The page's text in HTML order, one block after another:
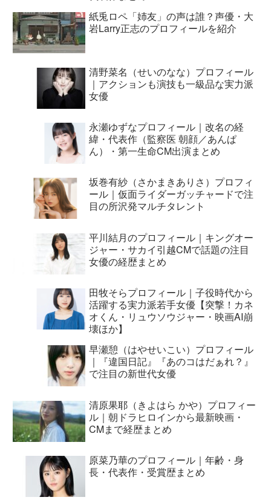
紙兎ロペ「姉友」の声は誰？声優・大
岩Larry正志のプロフィールを紹介
清野菜名（せいのなな）プロフィール
｜アクションも演技も一級品な実力派
女優
永瀬ゆずなプロフィール｜改名の経
緯・代表作（監察医 朝顔／あんぱ
ん）・第一生命CM出演まとめ
坂巻有紗（さかまきありさ）プロフィ
ール｜仮面ライダーガッチャードで注
目の所沢発マルチタレント
平川結月のプロフィール｜キングオー
ジャー・サカイ引越CMで話題の注目
女優の経歴まとめ
田牧そらプロフィール｜子役時代から
活躍する実力派若手女優【突撃！カネ
オくん・リュウソウジャー・映画AI崩
壊ほか】
早瀬憩（はやせいこい）プロフィール
｜『違国日記』『あのコはだぁれ？』
で注目の新世代女優
清原果耶（きよはら かや）プロフィー
ル｜朝ドラヒロインから最新映画・
CMまで経歴まとめ
原菜乃華のプロフィール｜年齢・身
長・代表作・受賞歴まとめ